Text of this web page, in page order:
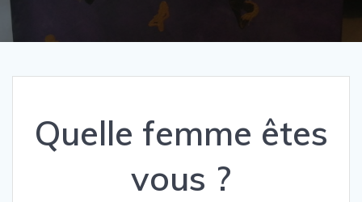
Quelle femme êtes
vous ?